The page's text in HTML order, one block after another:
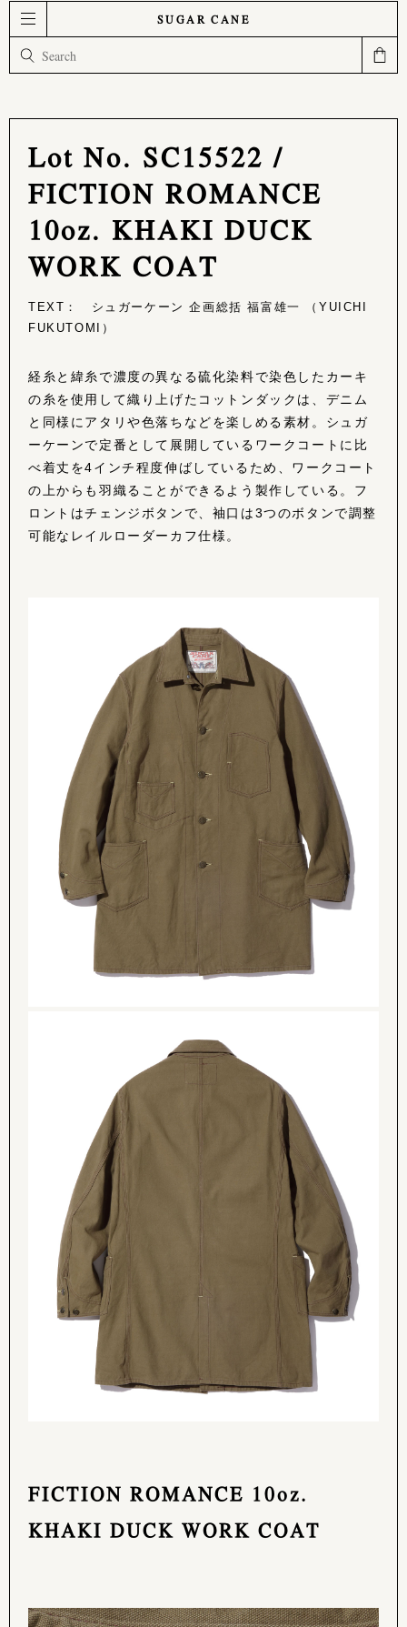
SUGAR CANE
Lot No. SC15522 /
FICTION ROMANCE
10oz. KHAKI DUCK
WORK COAT
TEXT： シュガーケーン 企画総括 福富雄一 （YUICHI
FUKUTOMI）
経糸と緯糸で濃度の異なる硫化染料で染色したカーキ
の糸を使用して織り上げたコットンダックは、デニム
と同様にアタリや色落ちなどを楽しめる素材。シュガ
ーケーンで定番として展開しているワークコートに比
べ着丈を4インチ程度伸ばしているため、ワークコート
の上からも羽織ることができるよう製作している。フ
ロントはチェンジボタンで、袖口は3つのボタンで調整
可能なレイルローダーカフ仕様。
FICTION ROMANCE 10oz.
KHAKI DUCK WORK COAT